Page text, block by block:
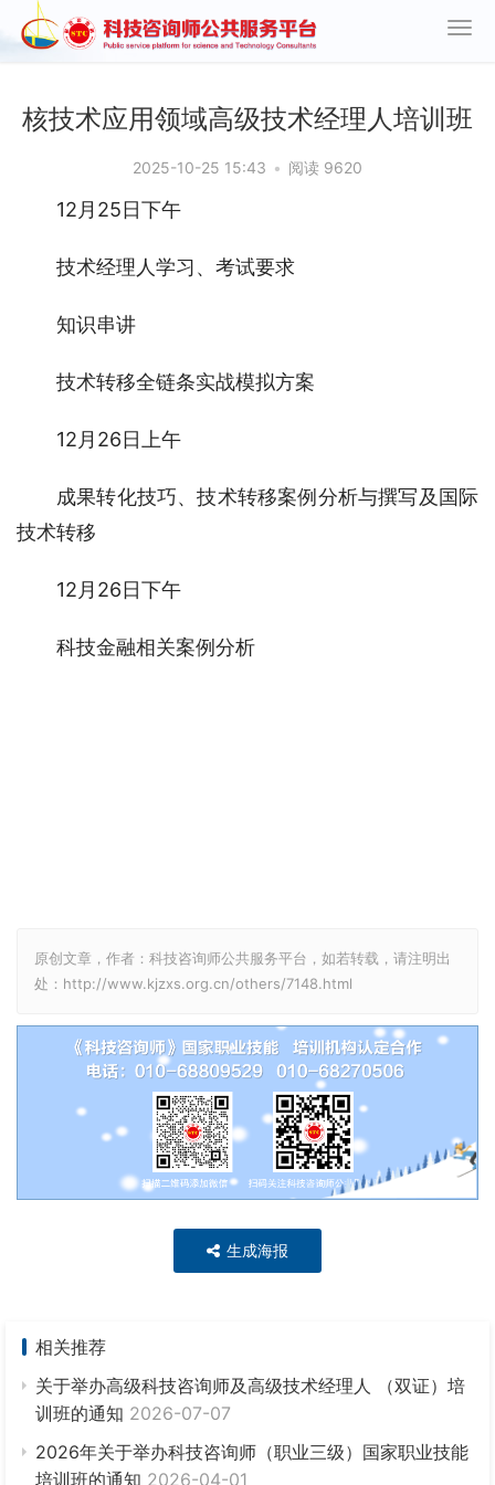
核技术应用领域高级技术经理人培训班
2025-10-25 15:43 • 阅读 9620
12月25日下午
技术经理人学习、考试要求
知识串讲
技术转移全链条实战模拟方案
12月26日上午
成果转化技巧、技术转移案例分析与撰写及国际
技术转移
12月26日下午
科技金融相关案例分析
原创文章，作者：科技咨询师公共服务平台，如若转载，请注明出
处：http://www.kjzxs.org.cn/others/7148.html
生成海报
相关推荐
关于举办高级科技咨询师及高级技术经理人 （双证）培
训班的通知 2026-07-07
2026年关于举办科技咨询师（职业三级）国家职业技能
培训班的通知 2026-04-01